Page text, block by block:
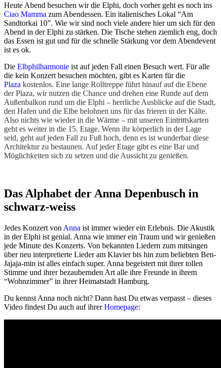
Heute Abend besuchen wir die Elphi, doch vorher geht es noch ins
Ciao Mamma zum Abendessen. Ein italienisches Lokal “Am
Sandtorkai 10”. Wie wir sind noch viele andere hier um sich für den
Abend in der Elphi zu stärken. Die Tische stehen ziemlich eng, doch
das Essen ist gut und für die schnelle Stärkung vor dem Abendevent
ist es ok.
Die Elbphilharmonie ist auf jeden Fall einen Besuch wert. Für alle
die kein Konzert besuchen möchten, gibt es Karten für die
Plaza kostenlos. Eine lange Rolltreppe führt hinauf auf die Ebene
der Plaza, wir nutzen die Chance und drehen eine Runde auf dem
Außenbalkon rund um die Elphi – herrliche Ausblicke auf die Stadt,
den Hafen und die Elbe belohnen uns für das frieren in der Kälte.
Also nichts wie wieder in die Wärme – mit unseren Eintrittskarten
geht es weiter in die 15. Etage. Wenn ihr körperlich in der Lage
seid, geht auf jeden Fall zu Fuß hoch, denn es ist wunderbar diese
Architektur zu bestaunen. Auf jeder Etage gibt es eine Bar und
Möglichkeiten sich zu setzen und die Aussicht zu genießen.
Das Alphabet der Anna Depenbusch in
schwarz-weiss
Jedes Konzert von Anna ist immer wieder ein Erlebnis. Die Akustik
in der Elphi ist genial. Anna wie immer ein Traum und wir genießen
jede Minute des Konzerts. Von bekannten Liedern zum mitsingen
über neu interpretierte Lieder am Klavier bis hin zum beliebten Ben-
Jajaja-min ist alles einfach super. Anna begeistert mit ihrer tollen
Stimme und ihrer bezaubernden Art alle ihre Freunde in ihrem
“Wohnzimmer” in ihrer Heimatstadt Hamburg.
Du kennst Anna noch nicht? Dann hast Du etwas verpasst – dieses
Video findest Du auch auf ihrerHomepage: